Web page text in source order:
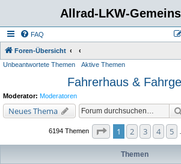
Allrad-LKW-
FAQ
Foren-Übersicht
Unbeantwortete Themen Aktive Themen
Fahrerhaus &
Moderator: Moderatoren
Neues Thema
6194 Themen Seite von 124
1 2 3 4 5
Themen